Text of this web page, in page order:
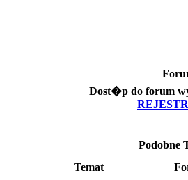
Dost�p do forum
Podobne
Temat